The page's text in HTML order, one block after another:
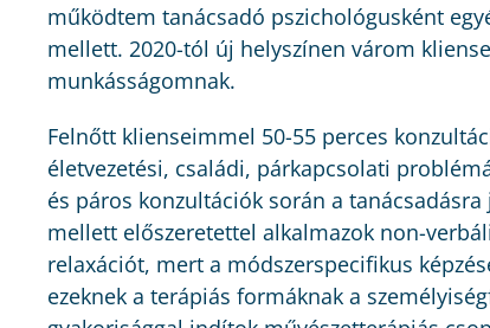
működtem tanácsadó pszichológusként
mellett. 2020-tól új helyszínen várom
munkásságomnak.
Felnőtt klienseimmel 50-55 perces
életvezetési, családi, párkapcsolati
és páros konzultációk során a
mellett előszeretettel alkalmazok non-
relaxációt, mert a módszerspecifikus
ezeknek a terápiás formáknak a